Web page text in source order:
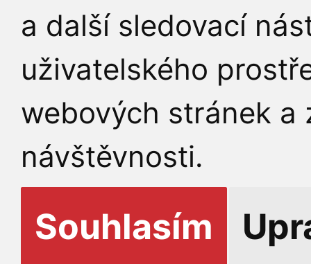
a další sledovací
uživatelského
webových stránek a
návštěvnosti.
Souhlasím